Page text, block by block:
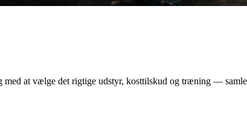
med at vælge det rigtige udstyr, kosttilskud og træning —